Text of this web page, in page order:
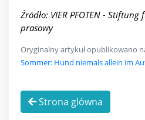
Źródło: VIER PFOTEN -
prasowy
Oryginalny artykuł opublikowano
Sommer: Hund niemals allein im
Strona glówna